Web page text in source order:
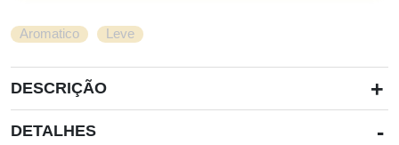
Aromatico Leve
DESCRIÇÃO +
DETALHES -